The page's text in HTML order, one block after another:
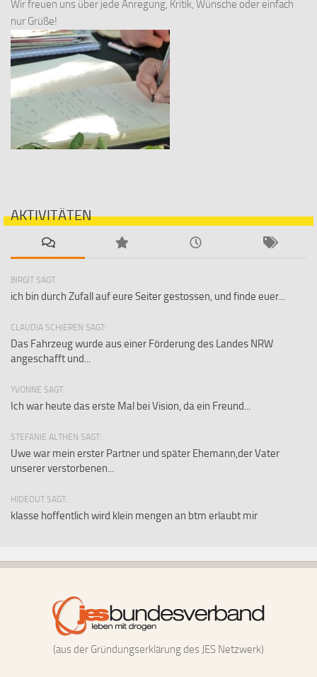
Wir freuen uns über jede Anregung, Kritik, Wünsche oder einfach
nur Grüße!
AKTIVITÄTEN
BIRGIT SAGT:
ich bin durch Zufall auf eure Seiter gestossen, und finde euer...
CLAUDIA SCHIEREN SAGT:
Das Fahrzeug wurde aus einer Förderung des Landes NRW
angeschafft und...
YVONNE SAGT:
Ich war heute das erste Mal bei Vision, da ein Freund...
STEFANIE ALTHEN SAGT:
Uwe war mein erster Partner und später Ehemann,der Vater
unserer verstorbenen...
HIDEOUT SAGT:
klasse hoffentlich wird klein mengen an btm erlaubt mir
(aus der Gründungserklärung des JES Netzwerk)